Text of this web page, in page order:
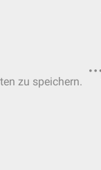
zu speichern.